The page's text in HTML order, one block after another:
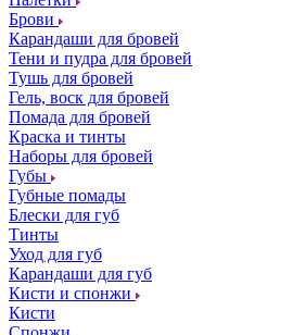
Брови
Карандаши для бровей
Тени и пудра для бровей
Тушь для бровей
Гель, воск для бровей
Помада для бровей
Краска и тинты
Наборы для бровей
Губы
Губные помады
Блески для губ
Тинты
Уход для губ
Карандаши для губ
Кисти и спонжи
Кисти